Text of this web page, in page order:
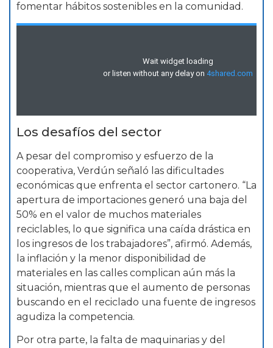
fomentar hábitos sostenibles en la comunidad.
Los desafíos del sector
A pesar del compromiso y esfuerzo de la
cooperativa, Verdún señaló las dificultades
económicas que enfrenta el sector cartonero. “La
apertura de importaciones generó una baja del
50% en el valor de muchos materiales
reciclables, lo que significa una caída drástica en
los ingresos de los trabajadores”, afirmó. Además,
la inflación y la menor disponibilidad de
materiales en las calles complican aún más la
situación, mientras que el aumento de personas
buscando en el reciclado una fuente de ingresos
agudiza la competencia.
Por otra parte, la falta de maquinarias y del